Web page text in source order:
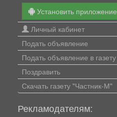
Установить приложение
Личный кабинет
Подать объявление
Подать объявление в газету
Поздравить
Скачать газету "Частник-М"
Рекламодателям: